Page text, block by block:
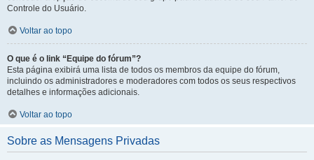
Controle do Usuário.
Voltar ao topo
O que é o link “Equipe do fórum”?
Esta página exibirá uma lista de todos os membros da equipe do fórum,
incluindo os administradores e moderadores com todos os seus respectivos
detalhes e informações adicionais.
Voltar ao topo
Sobre as Mensagens Privadas